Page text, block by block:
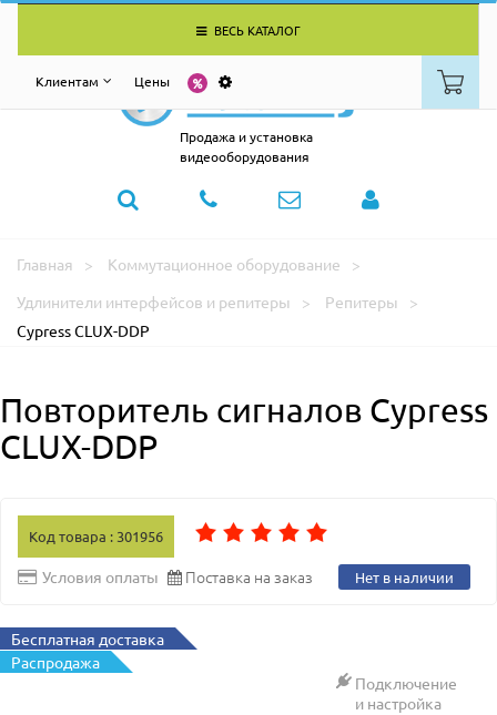
ВЕСЬ КАТАЛОГ
Клиентам Цены
Продажа и установка
видеооборудования
Главная
Коммутационное оборудование
Удлинители интерфейсов и репитеры
Репитеры
Cypress CLUX-DDP
Повторитель сигналов Cypress
CLUX-DDP
Код товара : 301956
Условия оплаты Поставка на заказ Нет в наличии
Бесплатная доставка
Распродажа
Подключение
и настройка